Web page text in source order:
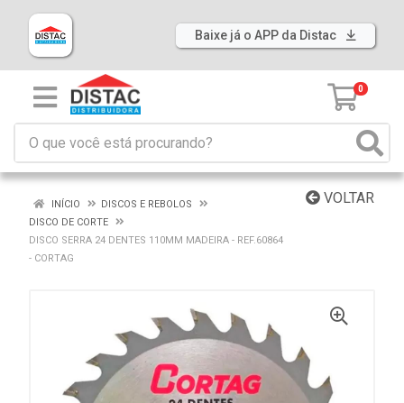
Baixe já o APP da Distac
0
VOLTAR
INÍCIO
DISCOS E REBOLOS
DISCO DE CORTE
DISCO SERRA 24 DENTES 110MM MADEIRA - REF.60864
- CORTAG